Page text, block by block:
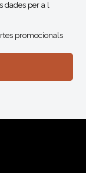
dades per a l
promocionals